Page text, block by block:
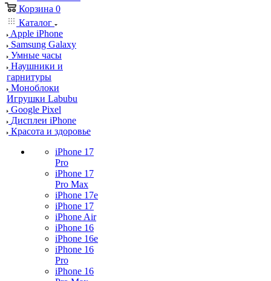
Корзина 0
Каталог
Apple iPhone
Samsung Galaxy
Умные часы
Наушники и
гарнитуры
Моноблоки
Игрушки Labubu
Google Pixel
Дисплеи iPhone
Красота и здоровье
iPhone 17
Pro
iPhone 17
Pro Max
iPhone 17e
iPhone 17
iPhone Air
iPhone 16
iPhone 16e
iPhone 16
Pro
iPhone 16